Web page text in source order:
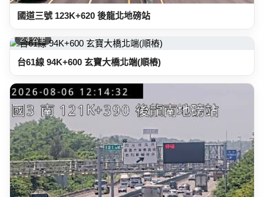
國道三號 123K+620 後龍北地磅站
2.4 公里
台61線 94K+600 玄寶大橋北端(順樁)